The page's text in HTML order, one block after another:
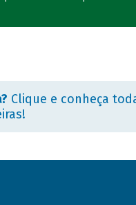
Clique e conheça